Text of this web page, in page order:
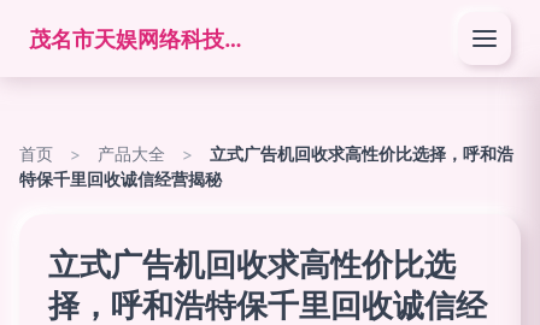
茂名市天娱网络科技有限公司
首页 > 产品大全 >
立式广告机回收求高性价比选择，呼和浩
特保千里回收诚信经营揭秘
立式广告机回收求高性价比选
择，呼和浩特保千里回收诚信经